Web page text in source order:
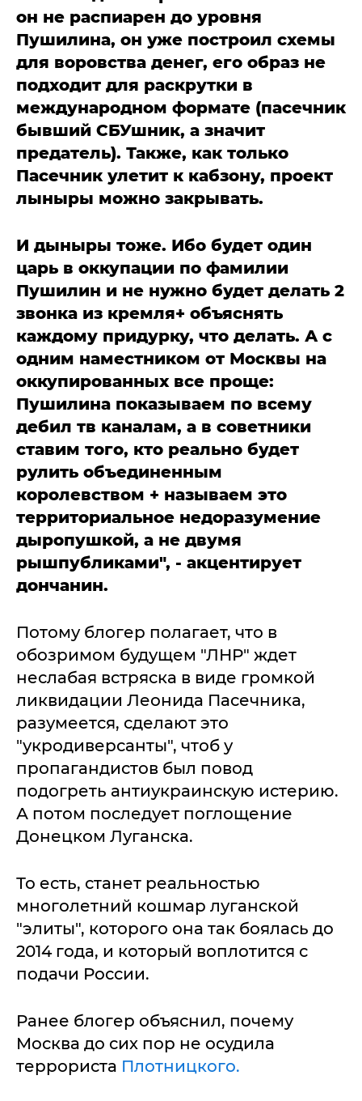
он не распиарен до уровня
Пушилина, он уже построил схемы
для воровства денег, его образ не
подходит для раскрутки в
международном формате (пасечник
бывший СБУшник, а значит
предатель). Также, как только
Пасечник улетит к кабзону, проект
лыныры можно закрывать.
И дыныры тоже. Ибо будет один
царь в оккупации по фамилии
Пушилин и не нужно будет делать 2
звонка из кремля+ объяснять
каждому придурку, что делать. А с
одним наместником от Москвы на
оккупированных все проще:
Пушилина показываем по всему
дебил тв каналам, а в советники
ставим того, кто реально будет
рулить объединенным
королевством + называем это
территориальное недоразумение
дыропушкой, а не двумя
рышпубликами", - акцентирует
дончанин.
Потому блогер полагает, что в
обозримом будущем "ЛНР" ждет
неслабая встряска в виде громкой
ликвидации Леонида Пасечника,
разумеется, сделают это
"укродиверсанты", чтоб у
пропагандистов был повод
подогреть антиукраинскую истерию.
А потом последует поглощение
Донецком Луганска.
То есть, станет реальностью
многолетний кошмар луганской
"элиты", которого она так боялась до
2014 года, и который воплотится с
подачи России.
Ранее блогер объяснил, почему
Москва до сих пор не осудила
террориста Плотницкого.